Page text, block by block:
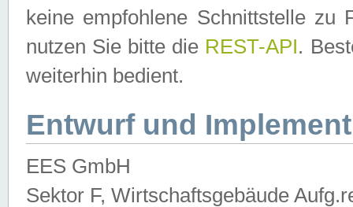
keine empfohlene Schnittstelle zu
nutzen Sie bitte die REST-API.
weiterhin bedient.
Entwurf und
EES GmbH
Sektor F, Wirtschaftsgebäude